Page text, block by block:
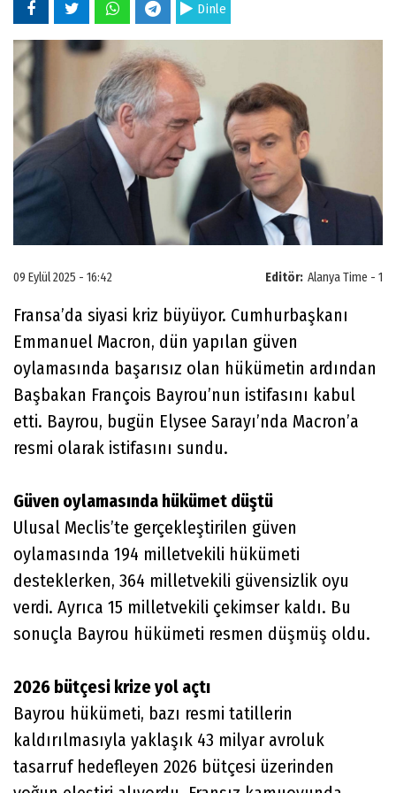
Dinle
Editör: Alanya Time - 1
09 Eylül 2025 - 16:42
Fransa’da siyasi kriz büyüyor. Cumhurbaşkanı
Emmanuel Macron, dün yapılan güven
oylamasında başarısız olan hükümetin ardından
Başbakan François Bayrou’nun istifasını kabul
etti. Bayrou, bugün Elysee Sarayı’nda Macron’a
resmi olarak istifasını sundu.
Güven oylamasında hükümet düştü
Ulusal Meclis’te gerçekleştirilen güven
oylamasında 194 milletvekili hükümeti
desteklerken, 364 milletvekili güvensizlik oyu
verdi. Ayrıca 15 milletvekili çekimser kaldı. Bu
sonuçla Bayrou hükümeti resmen düşmüş oldu.
2026 bütçesi krize yol açtı
Bayrou hükümeti, bazı resmi tatillerin
kaldırılmasıyla yaklaşık 43 milyar avroluk
tasarruf hedefleyen 2026 bütçesi üzerinden